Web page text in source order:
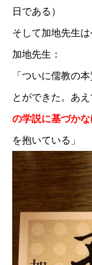
日である）
そして加地先生
加地先生：
「ついに儒教の
とができた。あえ
の学説に基づか
を抱いている」